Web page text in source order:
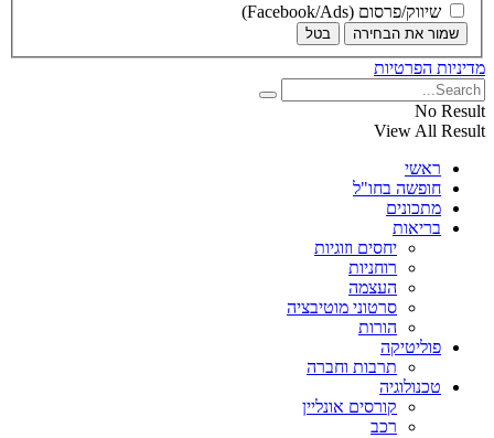
שיווק/פרסום (Facebook/Ads)
שמור את הבחירה בטל
מדיניות הפרטיות
No Result
View All Result
ראשי
חופשה בחו"ל
מתכונים
בריאות
יחסים וזוגיות
רוחניות
העצמה
סרטוני מוטיבציה
הורות
פוליטיקה
תרבות וחברה
טכנולוגיה
קורסים אונליין
רכב